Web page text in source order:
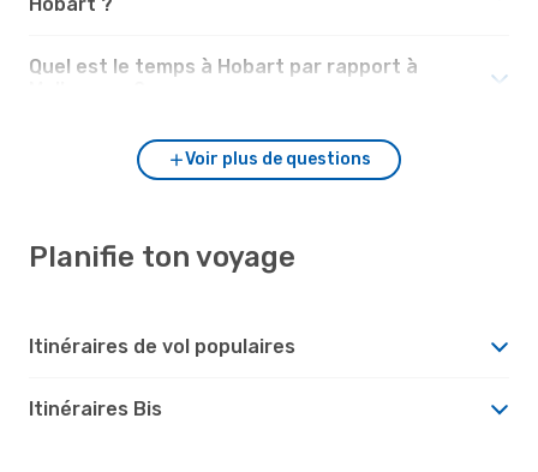
Quel est le temps à Hobart par rapport à
Voir plus de questions
Planifie ton voyage
Itinéraires de vol populaires
Itinéraires Bis